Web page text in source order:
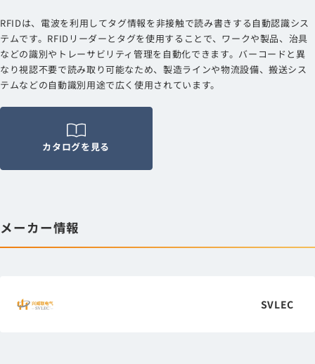
RFIDは、電波を利用してタグ情報を非接触で読み書きする自動認識シス
テムです。RFIDリーダーとタグを使用することで、ワークや製品、治具
などの識別やトレーサビリティ管理を自動化できます。バーコードと異
なり視認不要で読み取り可能なため、製造ラインや物流設備、搬送シス
テムなどの自動識別用途で広く使用されています。
カタログを見る
メーカー情報
SVLEC